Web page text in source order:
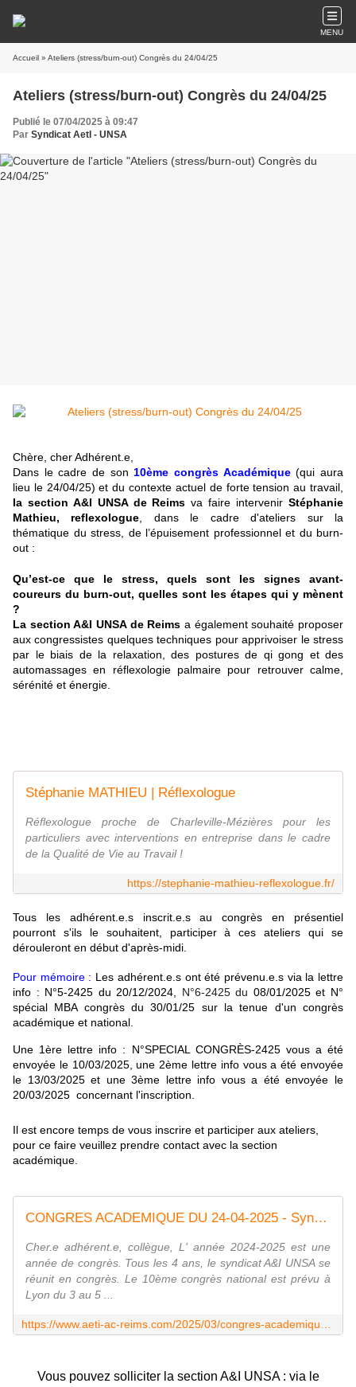
MENU
Accueil » Ateliers (stress/burn-out) Congrès du 24/04/25
Ateliers (stress/burn-out) Congrès du 24/04/25
Publié le 07/04/2025 à 09:47
Par Syndicat AetI - UNSA
Chère, cher Adhérent.e,
Dans le cadre de son 10ème congrès Académique(qui aura
lieu le 24/04/25) et du contexte actuel de forte tension au travail,
la section A&I UNSA de Reims va faire intervenirStéphanie
Mathieu, reflexologue , dans le cadre d'ateliers sur la
thématique du stress, de l’épuisement professionnel et du burn-
out :
Qu’est-ce que le stress, quels sont les signes avant-
coureurs du burn-out, quelles sont les étapes qui y mènent
?
La section A&I UNSA de Reims a également souhaité proposer
aux congressistes quelques techniques pour apprivoiser le stress
par le biais de la relaxation, des postures de qi gong et des
automassages en réflexologie palmaire pour retrouver calme,
sérénité et énergie.
Stéphanie MATHIEU | Réflexologue
Réflexologue proche de Charleville-Mézières pour les
particuliers avec interventions en entreprise dans le cadre
de la Qualité de Vie au Travail !
https://stephanie-mathieu-reflexologue.fr/
Tous les adhérent.e.s inscrit.e.s au congrès en présentiel
pourront s'ils le souhaitent, participer à ces ateliers qui se
dérouleront en début d'après-midi.
Pour mémoire : Les adhérent.e.s ont été prévenu.e.s via la lettre
info : N°5-2425 du 20/12/2024, N°6-2425 du 08/01/2025 et N°
spécial MBA congrès du 30/01/25 sur la tenue d'un congrès
académique et national.
Une 1ère lettre info : N°SPECIAL CONGRÈS-2425 vous a été
envoyée le 10/03/2025, une 2ème lettre info vous a été envoyée
le 13/03/2025 et une 3ème lettre info vous a été envoyée le
20/03/2025 concernant l'inscription.
Il est encore temps de vous inscrire et participer aux ateliers,
pour ce faire veuillez prendre contact avec la section
académique.
CONGRES ACADEMIQUE DU 24-04-2025 - Syndicat AetI-UNSA Académie Reims
Cher.e adhérent.e, collègue, L' année 2024-2025 est une
année de congrès. Tous les 4 ans, le syndicat A&I UNSA se
réunit en congrès. Le 10ème congrès national est prévu à
Lyon du 3 au 5 ...
Vous pouvez solliciter la section A&I UNSA : via le